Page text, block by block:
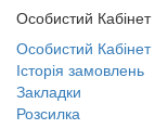
Особистий Кабінет
Особистий Кабінет
Історія замовлень
Закладки
Розсилка